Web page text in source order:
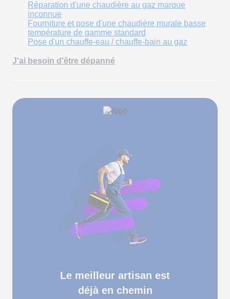
Réparation d'une chaudière au gaz marque
inconnue
Fourniture et pose d'une chaudière murale basse
température de gamme standard
Pose d'un chauffe-eau / chauffe-bain au gaz
J'ai besoin d'être dépanné
Le meilleur artisan est
déjà en chemin